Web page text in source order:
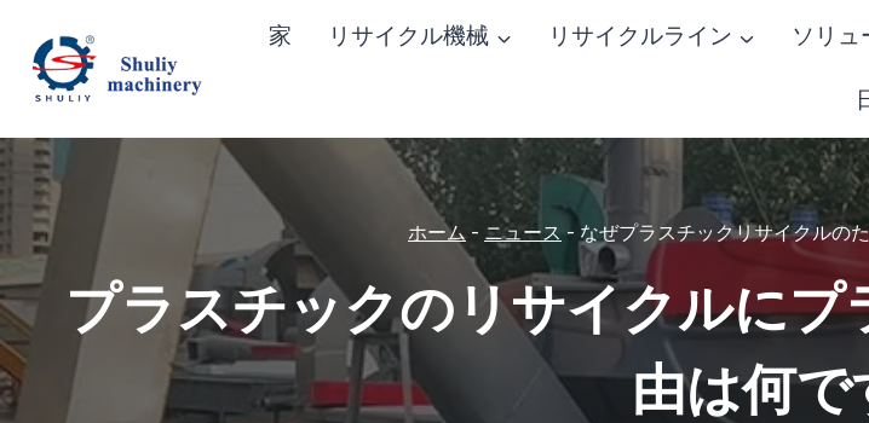
キ
ッ
プ
家 リサイクル機械 リサイクルライン ソリュ
ホーム - ニュース - なぜプラスチックリサイクルの
プラスチックのリサイクルに
由は何で